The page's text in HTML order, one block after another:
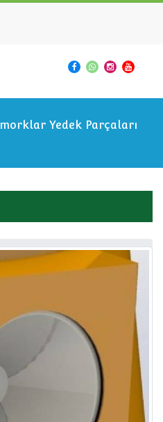
Yedek Parçaları
Yedek Parçaları